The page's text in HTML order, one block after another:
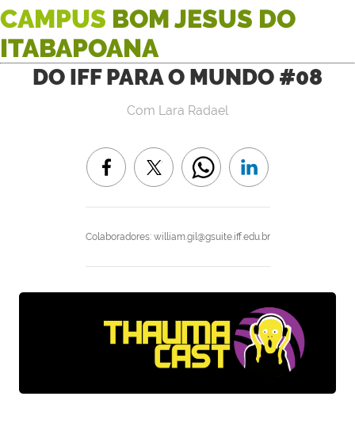
CAMPUS BOM JESUS DO
ITABAPOANA
DO IFF PARA O MUNDO #08
Colaboradores: william.gil@gsuite.iff.edu.br
Com Lara Radael